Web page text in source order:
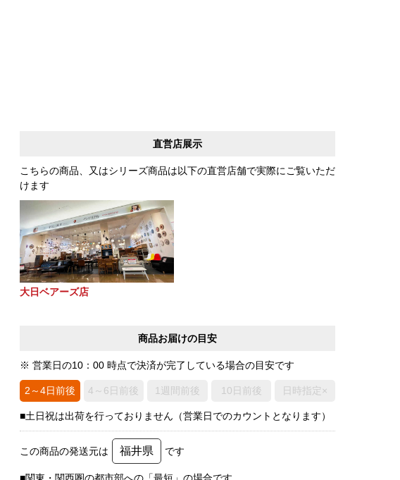
直営店展示
こちらの商品、又はシリーズ商品は以下の直営店舗で実際にご覧いただ
けます
大日ベアーズ店
商品お届けの目安
※ 営業日の10：00 時点で決済が完了している場合の目安です
2～4日前後 4～6日前後 1週間前後 10日前後 日時指定×
■土日祝は出荷を行っておりません（営業日でのカウントとなります）
この商品の発送元は 福井県 です
■関東・関西圏の都市部への「最短」の場合です